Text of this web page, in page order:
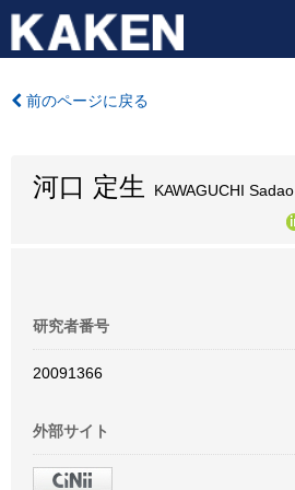
前のページに戻る
河口 定生
KAWAGUCHI Sadao
研究者番号
20091366
外部サイト